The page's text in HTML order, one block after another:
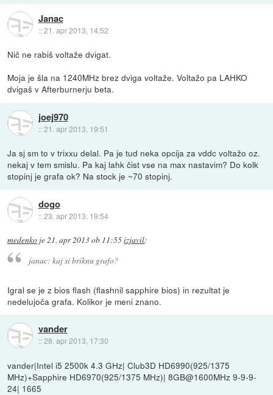
Janac
::21. apr 2013, 14:52
Nič ne rabiš voltaže dvigat.
Moja je šla na 1240MHz brez dviga voltaže. Voltažo pa LAHKO
dvigaš v Afterburnerju beta.
joej970
::21. apr 2013, 19:51
Ja sj sm to v trixxu delal. Pa je tud neka opcija za vddc voltažo oz.
nekaj v tem smislu. Pa kaj lahk čist vse na max nastavim? Do kolk
stopinj je grafa ok? Na stock je ~70 stopinj.
dogo
::23. apr 2013, 19:54
medenko je21. apr 2013 ob 11:55izjavil:
janac: kaj si briknu grafo?
Igral se je z bios flash (flashnil sapphire bios) in rezultat je
nedelujoča grafa. Kolikor je meni znano.
vander
::28. apr 2013, 17:30
vander|Intel i5 2500k 4.3 GHz| Club3D HD6990(925/1375
MHz)+Sapphire HD6970(925/1375 MHz)| 8GB@1600MHz 9-9-9-
24| 1665